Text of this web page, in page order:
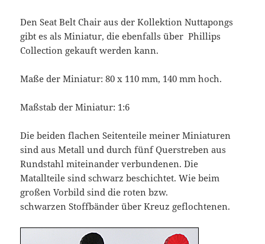
Den Seat Belt Chair aus der Kollektion Nuttapongs
gibt es als Miniatur, die ebenfalls über Phillips
Collection gekauft werden kann.
Maße der Miniatur: 80 x 110 mm, 140 mm hoch.
Maßstab der Miniatur: 1:6
Die beiden flachen Seitenteile meiner Miniaturen
sind aus Metall und durch fünf Querstreben aus
Rundstahl miteinander verbundenen. Die
Matallteile sind schwarz beschichtet. Wie beim
großen Vorbild sind die roten bzw.
schwarzen Stoffbänder über Kreuz geflochtenen.